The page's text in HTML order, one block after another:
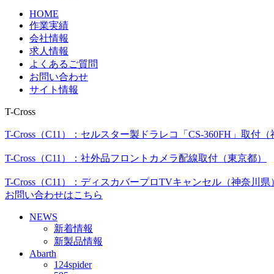
HOME
作業実績
会社情報
求人情報
よくあるご質問
お問い合わせ
サイト情報
T-Cross
T-Cross（C11）：セルスター製ドラレコ「CS-360FH」取付（
T-Cross（C11）：社外品フロントカメラ配線取付（東京都）
T-Cross（C11）：ディスカバープロTVキャンセル（神奈川県
お問い合わせはこちら
NEWS
新着情報
新製品情報
Abarth
124spider